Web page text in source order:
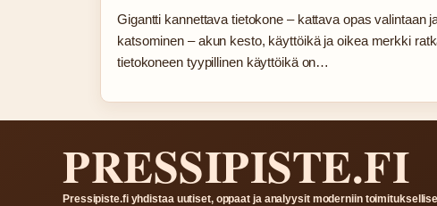
Gigantti kannettava tietokone – kattava opas valintaan
katsominen – akun kesto, käyttöikä ja oikea merkki
tietokoneen tyypillinen käyttöikä on…
PRESSIPISTE.FI
Pressipiste.fi yhdistaa uutiset, oppaat ja analyysit moderniin